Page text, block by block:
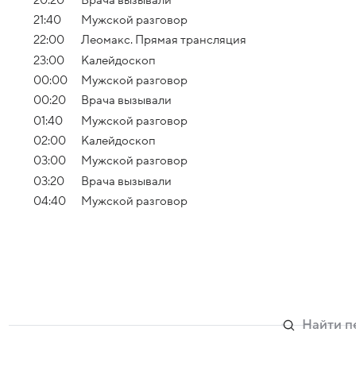
21:40
Мужской разговор
22:00
Леомакс. Прямая трансляция
23:00
Калейдоскоп
00:00
Мужской разговор
00:20
Врача вызывали
01:40
Мужской разговор
02:00
Калейдоскоп
03:00
Мужской разговор
03:20
Врача вызывали
04:40
Мужской разговор